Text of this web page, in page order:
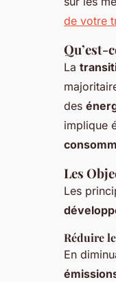
de votre
Qu’est-
La
des
implique
Les
Les
Réduire
En